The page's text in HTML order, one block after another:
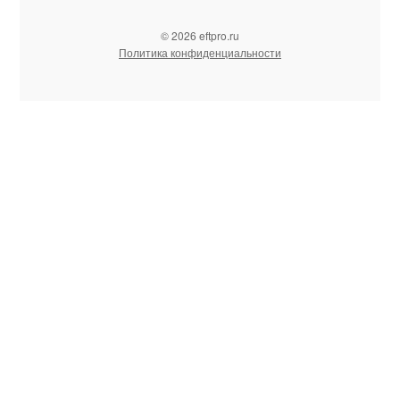
© 2026 eftpro.ru
Политика конфиденциальности